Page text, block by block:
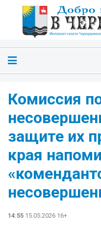
Комиссия
защите их
края
14:55 15.05.2026 16+